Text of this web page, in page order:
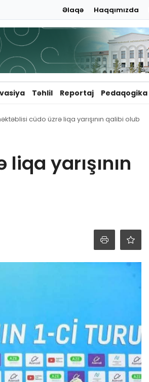
Əlaqə Haqqımızda
Təhlil Reportaj Pedaqogika
cüdo üzrə liqa yarışının qalibi olub
yarışının